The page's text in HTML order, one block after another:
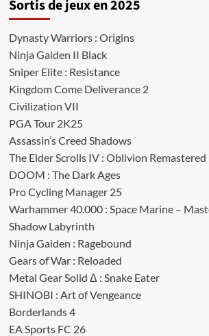
Sortis de jeux en 2025
Dynasty Warriors : Origins
Ninja Gaiden II Black
Sniper Elite : Resistance
Kingdom Come Deliverance 2
Civilization VII
PGA Tour 2K25
Assassin’s Creed Shadows
The Elder Scrolls IV : Oblivion Remastered
DOOM : The Dark Ages
Pro Cycling Manager 25
Warhammer 40.000 : Space Marine –
Shadow Labyrinth
Ninja Gaiden : Ragebound
Gears of War : Reloaded
Metal Gear Solid Δ : Snake Eater
SHINOBI : Art of Vengeance
Borderlands 4
EA Sports FC 26